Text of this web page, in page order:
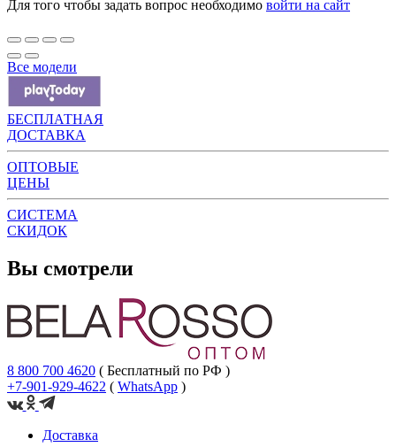
Для того чтобы задать вопрос необходимо войти на сайт
Все модели
БЕСПЛАТНАЯ
ДОСТАВКА
ОПТОВЫЕ
ЦЕНЫ
СИСТЕМА
СКИДОК
Вы смотрели
8 800 700 4620 ( Бесплатный по РФ )
+7-901-929-4622 ( WhatsApp )
Доставка